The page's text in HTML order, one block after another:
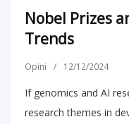
Nobel Prizes
Trends
Opini / 12/12/2024
If genomics and AI
research themes in